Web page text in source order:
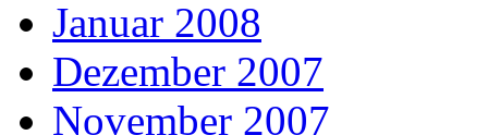
Januar 2008
Dezember 2007
November 2007